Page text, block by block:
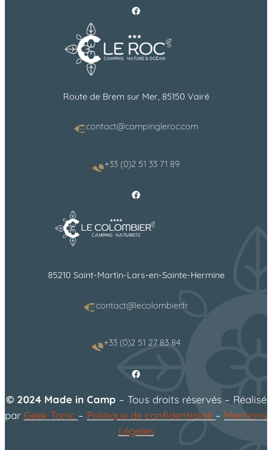
Facebook
Route de Brem sur Mer, 85150 Vairé
contact@campingleroc.com
+33 (0)2 51 33 71 89
Facebook
85210 Saint-Martin-Lars-en-Sainte-Hermine
contact@lecolombier.fr
+33 (0)2 51 27 83 84
Facebook
© 2024 Made in Camp – Tous droits réservés – Réalisé
par Geek Tonic – Politique de confidentialité – Mentions
Légales